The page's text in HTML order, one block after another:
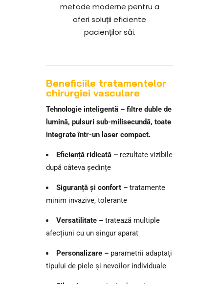
metode moderne pentru a
oferi soluții eficiente
pacienților săi.
Beneficiile tratamentelor
chirurgiei vasculare
Tehnologie inteligentă – filtre duble de
lumină, pulsuri sub-milisecundă, toate
integrate într-un laser compact.
Eficiență ridicată – rezultate vizibile
după câteva ședințe
Siguranță și confort – tratamente
minim invazive, tolerante
Versatilitate – tratează multiple
afecțiuni cu un singur aparat
Personalizare – parametrii adaptați
tipului de piele și nevoilor individuale